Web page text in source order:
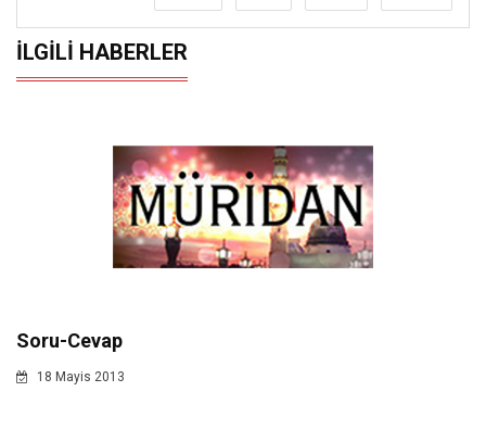
İLGILI HABERLER
Soru-Cevap
18 Mayis 2013